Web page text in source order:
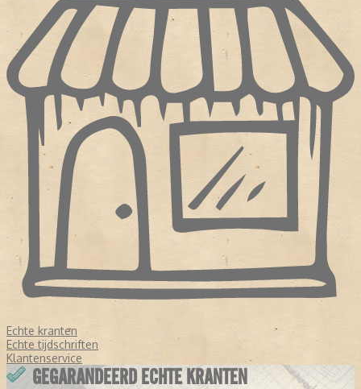
Echte kranten
Echte tijdschriften
Klantenservice
GEGARANDEERD ECHTE KRANTEN